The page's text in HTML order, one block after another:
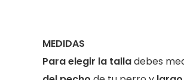
MEDIDAS
Para elegir la talladebes